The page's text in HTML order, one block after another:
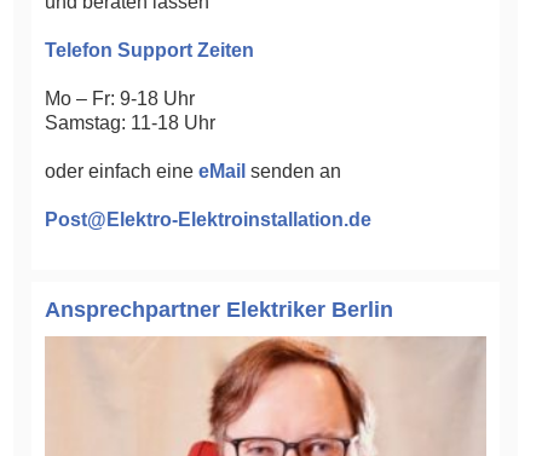
Telefon Support Zeiten
Mo – Fr: 9-18 Uhr
Samstag: 11-18 Uhr
oder einfach eine eMail senden an
Post@Elektro-Elektroinstallation.de
Ansprechpartner Elektriker Berlin